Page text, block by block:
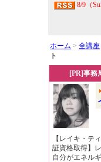
8/9（
ホーム > 全講座
ト
[PR]事務
【レイキ・テ
証資格取得】
自分がエネル